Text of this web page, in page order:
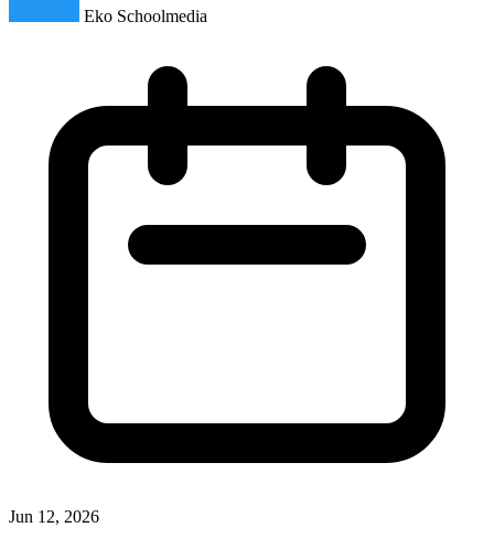
Eko Schoolmedia
Jun 12, 2026